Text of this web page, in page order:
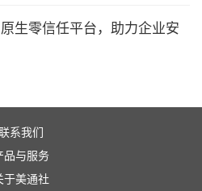
生零信任平台，助力企业安
系我们
品与服务
于美通社